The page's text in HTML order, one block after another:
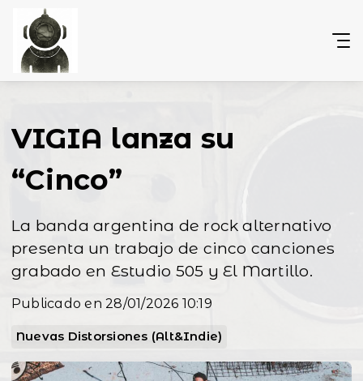
VIGIA lanza su
“Cinco”
La banda argentina de rock alternativo
presenta un trabajo de cinco canciones
grabado en Estudio 505 y El Martillo.
Publicado en 28/01/2026 10:19
Nuevas Distorsiones (Alt&Indie)